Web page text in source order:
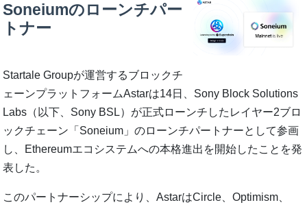
Soneiumのローンチパー
トナー
Startale Groupが運営するブロックチ
ェーンプラットフォームAstarは14日、Sony Block Solutions
Labs（以下、Sony BSL）が正式ローンチしたレイヤー2ブロ
ックチェーン「Soneium」のローンチパートナーとして参画
し、Ethereumエコシステムへの本格進出を開始したことを発
表した。
このパートナーシップにより、AstarはCircle、Optimism、